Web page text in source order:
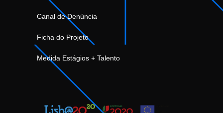
Canal de Denúncia
Ficha do Projeto
Medida Estágios + Talento